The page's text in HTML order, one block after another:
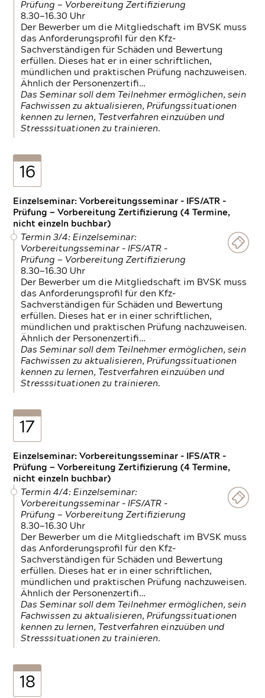
Prüfung — Vorbereitung Zertifizierung
8.30—16.30 Uhr
Der Bewerber um die Mitgliedschaft im BVSK muss
das Anforderungsprofil für den Kfz-
Sachverständigen für Schäden und Bewertung
erfüllen. Dieses hat er in einer schriftlichen,
mündlichen und praktischen Prüfung nachzuweisen.
Ähnlich der Personenzertifi…
Das Seminar soll dem Teilnehmer ermöglichen, sein
Fachwissen zu aktualisieren, Prüfungssituationen
kennen zu lernen, Testverfahren einzuüben und
Stresssituationen zu trainieren.
16
Einzelseminar: Vorbereitungsseminar - IFS/ATR -
Prüfung — Vorbereitung Zertifizierung (4 Termine,
nicht einzeln buchbar)
Termin 3/4: Einzelseminar:
Vorbereitungsseminar - IFS/ATR -
Prüfung — Vorbereitung Zertifizierung
8.30—16.30 Uhr
Der Bewerber um die Mitgliedschaft im BVSK muss
das Anforderungsprofil für den Kfz-
Sachverständigen für Schäden und Bewertung
erfüllen. Dieses hat er in einer schriftlichen,
mündlichen und praktischen Prüfung nachzuweisen.
Ähnlich der Personenzertifi…
Das Seminar soll dem Teilnehmer ermöglichen, sein
Fachwissen zu aktualisieren, Prüfungssituationen
kennen zu lernen, Testverfahren einzuüben und
Stresssituationen zu trainieren.
17
Einzelseminar: Vorbereitungsseminar - IFS/ATR -
Prüfung — Vorbereitung Zertifizierung (4 Termine,
nicht einzeln buchbar)
Termin 4/4: Einzelseminar:
Vorbereitungsseminar - IFS/ATR -
Prüfung — Vorbereitung Zertifizierung
8.30—16.30 Uhr
Der Bewerber um die Mitgliedschaft im BVSK muss
das Anforderungsprofil für den Kfz-
Sachverständigen für Schäden und Bewertung
erfüllen. Dieses hat er in einer schriftlichen,
mündlichen und praktischen Prüfung nachzuweisen.
Ähnlich der Personenzertifi…
Das Seminar soll dem Teilnehmer ermöglichen, sein
Fachwissen zu aktualisieren, Prüfungssituationen
kennen zu lernen, Testverfahren einzuüben und
Stresssituationen zu trainieren.
18